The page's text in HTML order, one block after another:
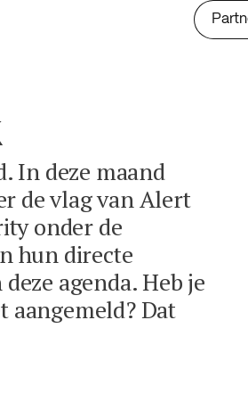
In deze maand
de vlag van Alert
onder de
hun directe
agenda. Heb je
aangemeld? Dat